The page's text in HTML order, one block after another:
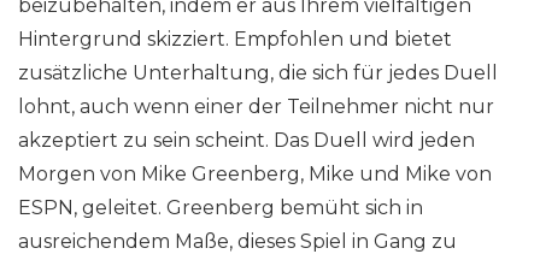
beizubehalten, indem er aus Ihrem vielfältigen
Hintergrund skizziert. Empfohlen und bietet
zusätzliche Unterhaltung, die sich für jedes Duell
lohnt, auch wenn einer der Teilnehmer nicht nur
akzeptiert zu sein scheint. Das Duell wird jeden
Morgen von Mike Greenberg, Mike und Mike von
ESPN, geleitet. Greenberg bemüht sich in
ausreichendem Maße, dieses Spiel in Gang zu